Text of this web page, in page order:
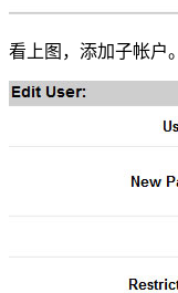
看上图，添加子帐户。